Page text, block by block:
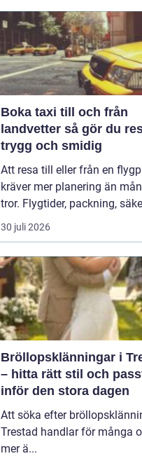
Boka taxi till och från
landvetter så gör du resan
trygg och smidig
Att resa till eller från en
kräver mer planering än
tror. Flygtider, packning,
30 juli 2026
Bröllopsklänningar i
– hitta rätt stil och
inför den stora dagen
Att söka efter
Trestad handlar för många
mer ä...